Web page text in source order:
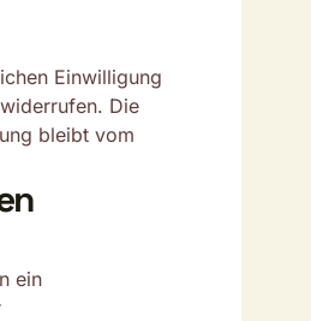
Einwilligung
Die
bleibt vom
ein